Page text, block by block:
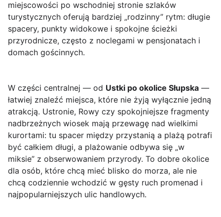
miejscowości po wschodniej stronie szlaków
turystycznych oferują bardziej „rodzinny” rytm: długie
spacery, punkty widokowe i spokojne ścieżki
przyrodnicze, często z noclegami w pensjonatach i
domach gościnnych.
W części centralnej — od Ustki po okolice Słupska —
łatwiej znaleźć miejsca, które nie żyją wyłącznie jedną
atrakcją. Ustronie, Rowy czy spokojniejsze fragmenty
nadbrzeżnych wiosek mają przewagę nad wielkimi
kurortami: tu spacer między przystanią a plażą potrafi
być całkiem długi, a plażowanie odbywa się „w
miksie” z obserwowaniem przyrody. To dobre okolice
dla osób, które chcą mieć blisko do morza, ale nie
chcą codziennie wchodzić w gęsty ruch promenad i
najpopularniejszych ulic handlowych.